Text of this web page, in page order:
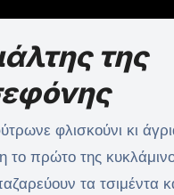
της
φλισκούνι κι
το πρώτο της
τα τσιμέντα